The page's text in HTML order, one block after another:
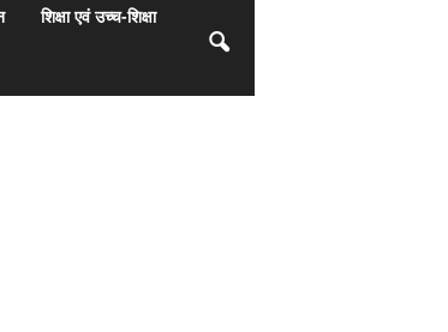
शिक्षा एवं उच्च-शिक्षा